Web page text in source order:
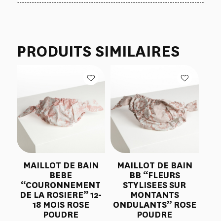
PRODUITS SIMILAIRES
MAILLOT DE BAIN
BEBE
“COURONNEMENT
DE LA ROSIERE” 12-
18 MOIS ROSE
POUDRE
MAILLOT DE BAIN
BB “FLEURS
STYLISEES SUR
MONTANTS
ONDULANTS” ROSE
POUDRE